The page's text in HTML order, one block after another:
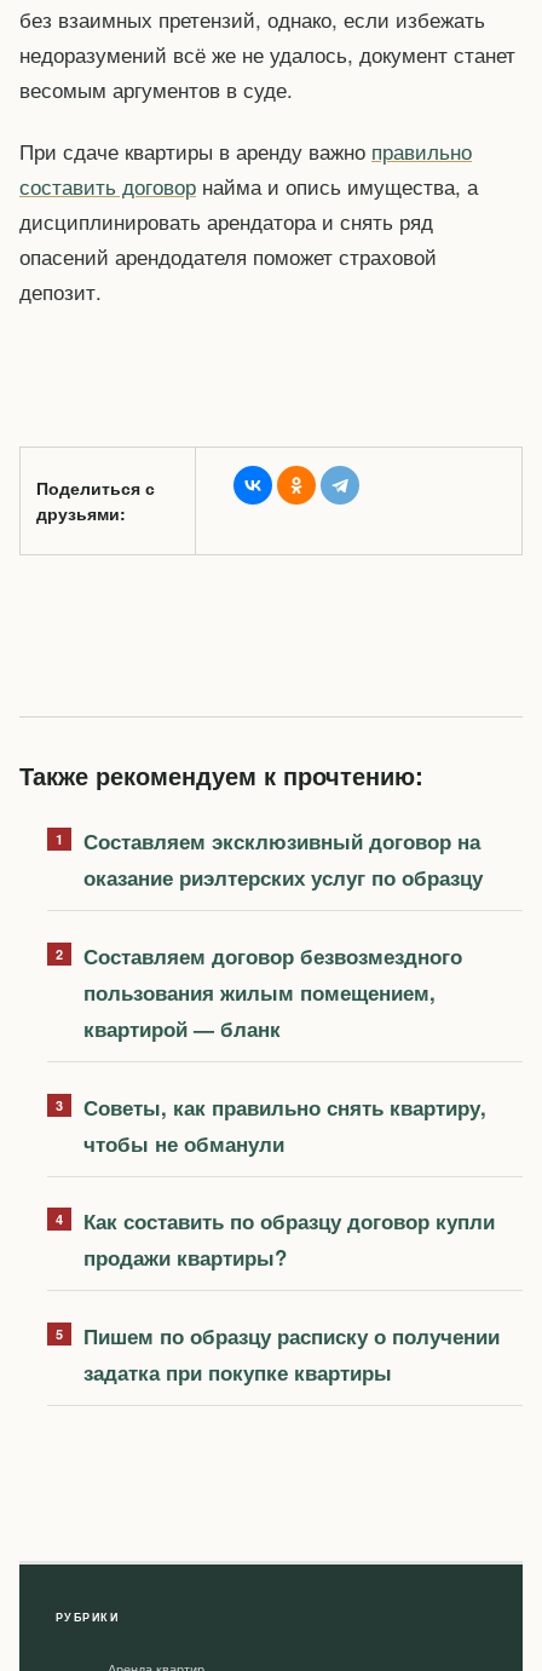
без взаимных претензий, однако, если избежать
недоразумений всё же не удалось, документ станет
весомым аргументов в суде.
При сдаче квартиры в аренду важно правильно
составить договор найма и опись имущества, а
дисциплинировать арендатора и снять ряд
опасений арендодателя поможет страховой
депозит.
Поделиться с
друзьями:
Также рекомендуем к прочтению:
Составляем эксклюзивный договор на
оказание риэлтерских услуг по образцу
Составляем договор безвозмездного
пользования жилым помещением,
квартирой — бланк
Советы, как правильно снять квартиру,
чтобы не обманули
Как составить по образцу договор купли
продажи квартиры?
Пишем по образцу расписку о получении
задатка при покупке квартиры
РУБРИКИ